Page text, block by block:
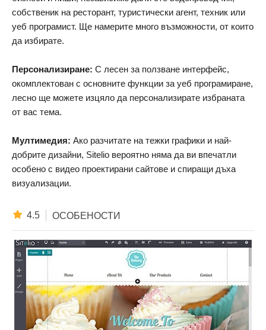
собственик на ресторант, туристически агент, техник или
уеб програмист. Ще намерите много възможности, от които
да избирате.
Персонализиране: С лесен за ползване интерфейс,
окомплектован с основните функции за уеб програмиране,
лесно ще можете изцяло да персонализирате избраната
от вас тема.
Мултимедия: Ако разчитате на тежки графики и най-
добрите дизайни, Sitelio вероятно няма да ви впечатли
особено с видео проектирани сайтове и спиращи дъха
визуализации.
4.5 ОСОБЕНОСТИ